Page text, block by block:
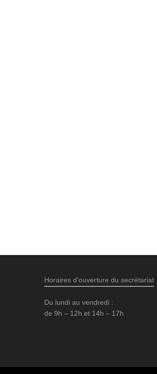
Horaires d’ouverture du secrétariat
Du lundi au vendredi :
de 9h – 12h et 14h – 17h